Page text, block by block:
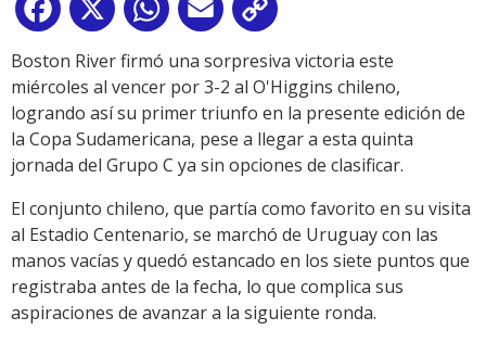
Facebook
X WhatsApp
Email
Link
Boston River firmó una sorpresiva victoria este
miércoles al vencer por 3-2 al O'Higgins chileno,
logrando así su primer triunfo en la presente edición de
la Copa Sudamericana, pese a llegar a esta quinta
jornada del Grupo C ya sin opciones de clasificar.
El conjunto chileno, que partía como favorito en su visita
al Estadio Centenario, se marchó de Uruguay con las
manos vacías y quedó estancado en los siete puntos que
registraba antes de la fecha, lo que complica sus
aspiraciones de avanzar a la siguiente ronda.